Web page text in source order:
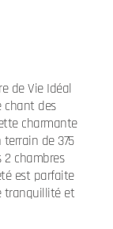
de Vie Idéal
chant des
charmante
de 375
2 chambres
est parfaite
tranquillité et